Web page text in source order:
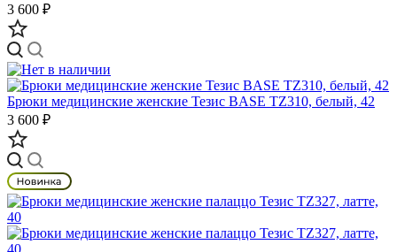
3 600 ₽
Брюки медицинские женские Тезис BASE TZ310, белый, 42
3 600 ₽